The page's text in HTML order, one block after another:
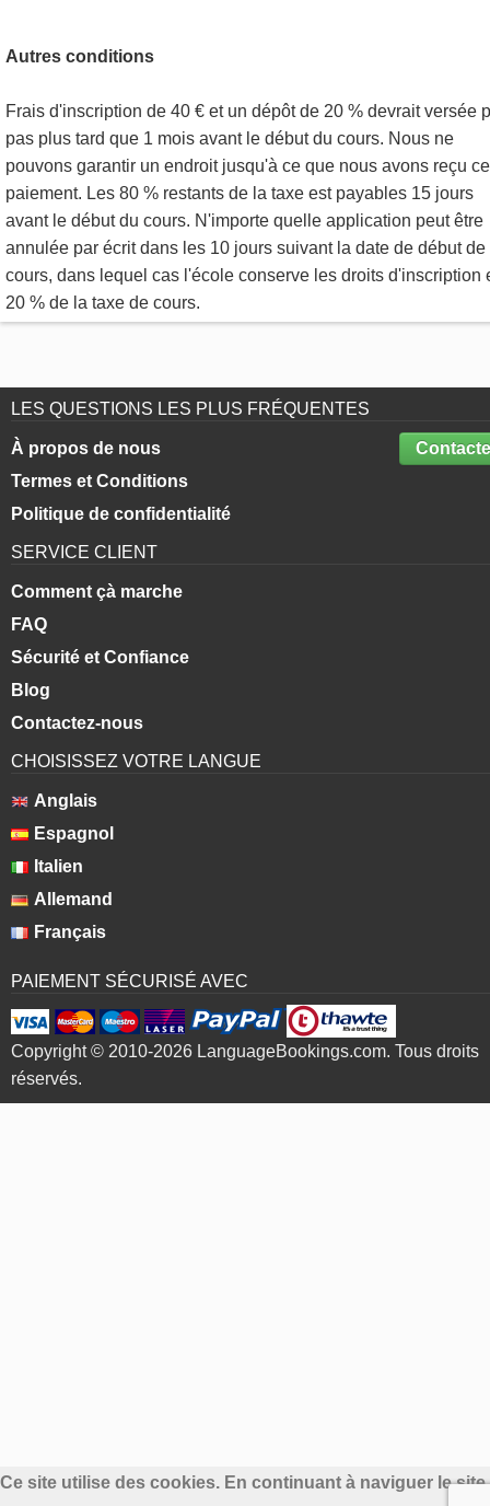
Autres conditions
Frais d'inscription de 40 € et un dépôt de 20 % devrait versée
pas plus tard que 1 mois avant le début du cours. Nous ne
pouvons garantir un endroit jusqu'à ce que nous avons reçu ce
paiement. Les 80 % restants de la taxe est payables 15 jours
avant le début du cours. N'importe quelle application peut être
annulée par écrit dans les 10 jours suivant la date de début de
cours, dans lequel cas l'école conserve les droits d'inscription
20 % de la taxe de cours.
LES QUESTIONS LES PLUS FRÉQUENTES
À propos de nous
Termes et Conditions
Politique de confidentialité
SERVICE CLIENT
Comment çà marche
FAQ
Sécurité et Confiance
Blog
Contactez-nous
CHOISISSEZ VOTRE LANGUE
Anglais
Espagnol
Italien
Allemand
Français
PAIEMENT SÉCURISÉ AVEC
Copyright © 2010-2026 LanguageBookings.com. Tous droits
réservés.
Ce site utilise des cookies. En continuant à naviguer le site